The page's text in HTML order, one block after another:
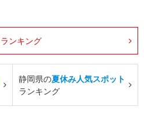
ランキング
静岡県の夏休み人気スポット
ランキング